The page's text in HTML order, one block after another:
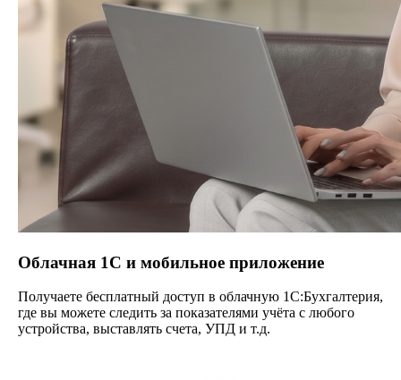
Облачная 1С и мобильное приложение
Получаете бесплатный доступ в облачную 1С:Бухгалтерия,
где вы можете следить за показателями учёта с любого
устройства, выставлять счета, УПД и т.д.